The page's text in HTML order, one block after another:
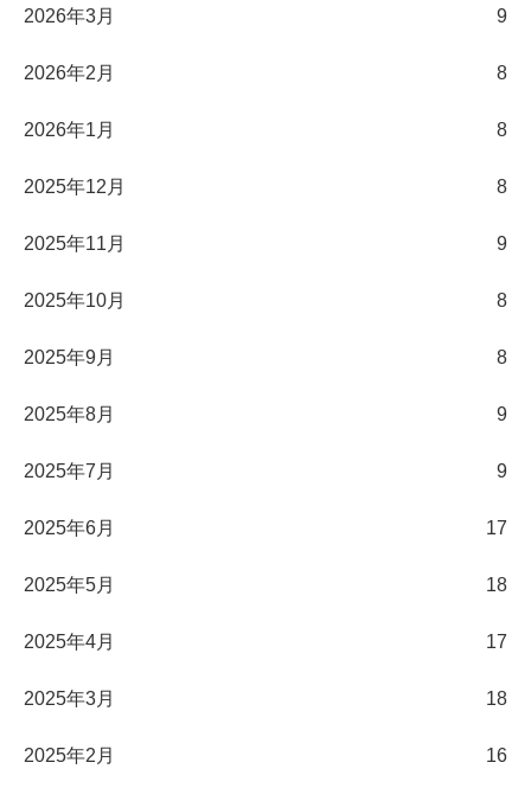
2026年3月 9
2026年2月 8
2026年1月 8
2025年12月 8
2025年11月 9
2025年10月 8
2025年9月 8
2025年8月 9
2025年7月 9
2025年6月 17
2025年5月 18
2025年4月 17
2025年3月 18
2025年2月 16